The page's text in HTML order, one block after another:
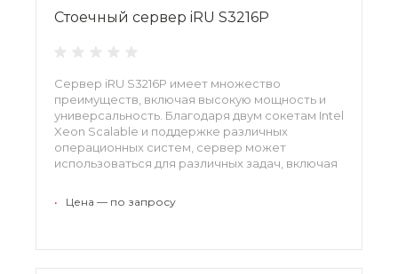
Стоечный сервер iRU S3216P
Сервер iRU S3216P имеет множество
преимуществ, включая высокую мощность и
универсальность. Благодаря двум сокетам Intel
Xeon Scalable и поддержке различных
операционных систем, сервер может
использоваться для различных задач, включая
• Цена — по запросу